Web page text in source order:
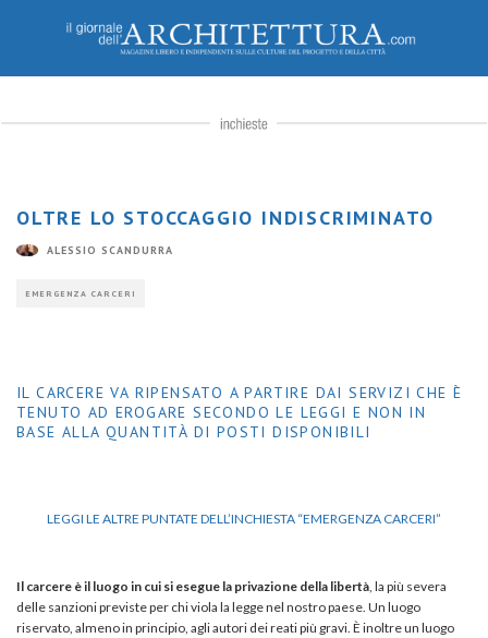
OLTRE LO STOCCAGGIO INDISCRIMINATO
ALESSIO SCANDURRA
EMERGENZA CARCERI
IL CARCERE VA RIPENSATO A PARTIRE DAI SERVIZI CHE È
TENUTO AD EROGARE SECONDO LE LEGGI E NON IN
BASE ALLA QUANTITÀ DI POSTI DISPONIBILI
LEGGI LE ALTRE PUNTATE DELL’INCHIESTA “EMERGENZA CARCERI”
Il carcere è il luogo in cui si esegue la privazione della libertà , la più severa
delle sanzioni previste per chi viola la legge nel nostro paese. Un luogo
riservato, almeno in principio, agli autori dei reati più gravi. È inoltre un luogo